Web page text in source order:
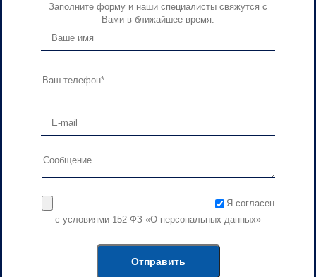
Заполните форму и наши специалисты свяжутся с
Вами в ближайшее время.
Я согласен
с условиями 152-ФЗ «О персональных данных»